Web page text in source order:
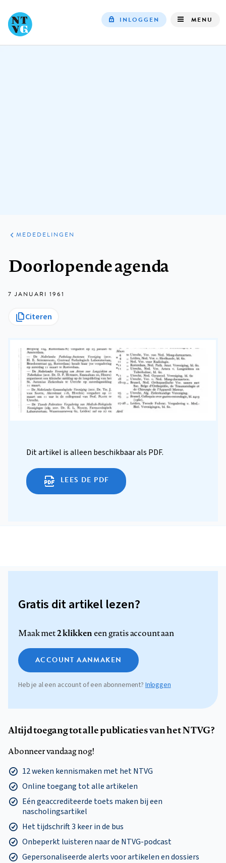
INLOGGEN MENU
ARTIKELEN
VARIA
MEDEDELINGEN
Doorlopende agenda
7 JANUARI 1961
Citeren
Dit artikel is alleen beschikbaar als PDF.
LEES DE PDF
Gratis dit artikel lezen?
Maak met2 klikkeneen gratis account aan
ACCOUNT AANMAKEN
Heb je al een account of een abonnement? Inloggen
Altijd toegang tot alle publicaties van het NTVG?
Abonneer vandaag nog!
12 weken kennismaken met het NTVG
Online toegang tot alle artikelen
Eén geaccrediteerde toets maken bij een
nascholingsartikel
Het tijdschrift 3 keer in de bus
Onbeperkt luisteren naar de NTVG-podcast
Gepersonaliseerde alerts voor artikelen en dossiers